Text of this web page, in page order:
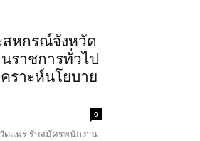
สหกรณ์จังหวัด
ราชการทั่วไป
ราะห์นโยบาย
0
ดแพร่ รับสมัครพนักงาน